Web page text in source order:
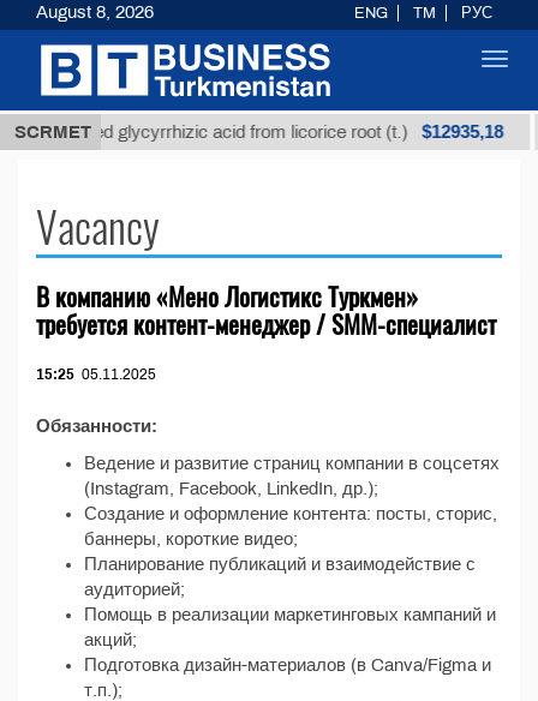
SCRMET
Unrefined glycyrrhizic acid from licorice root (t.) $12935,18
Vacancy
В компанию «Мено Логистикс Туркмен»
требуется контент-менеджер / SMM-специалист
15:25 05.11.2025
Обязанности:
Ведение и развитие страниц компании в соцсетях
(Instagram, Facebook, LinkedIn, др.);
Создание и оформление контента: посты, сторис,
баннеры, короткие видео;
Планирование публикаций и взаимодействие с
аудиторией;
Помощь в реализации маркетинговых кампаний и
акций;
Подготовка дизайн-материалов (в Canva/Figma и
т.п.);
August 8, 2026 ENG TM РУС